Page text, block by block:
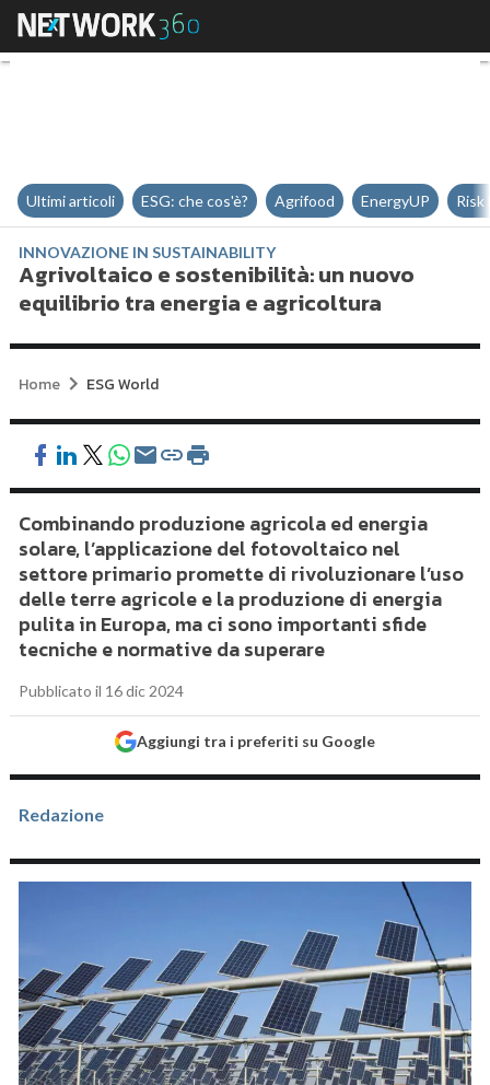
Agrivoltaico e sostenibilità: un
Ultimi articoli ESG: che cos'è? Agrifood EnergyUP Risk
INNOVAZIONE IN SUSTAINABILITY
Agrivoltaico e sostenibilità: un nuovo
equilibrio tra energia e agricoltura
Home ESG World
Combinando produzione agricola ed energia
solare, l’applicazione del fotovoltaico nel
settore primario promette di rivoluzionare l’uso
delle terre agricole e la produzione di energia
pulita in Europa, ma ci sono importanti sfide
tecniche e normative da superare
Pubblicato il 16 dic 2024
Aggiungi tra i preferiti su Google
Redazione